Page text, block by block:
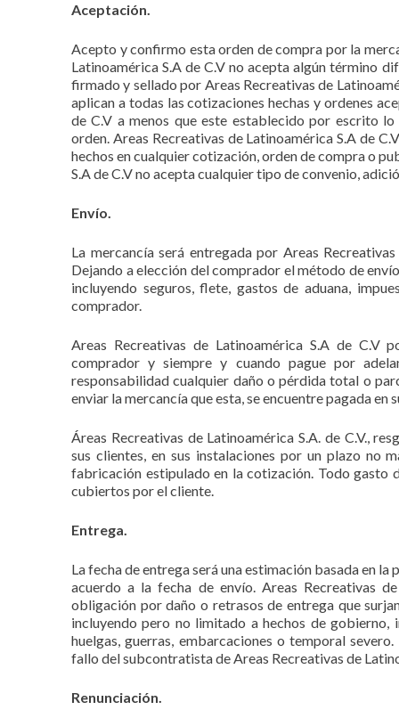
Aceptación.
Acepto y confirmo esta orden de compra por la
Latinoamérica S.A de C.V no acepta algún término
firmado y sellado por Areas Recreativas de
aplican a todas las cotizaciones hechas y ordenes
de C.V a menos que este establecido por escrito
orden. Areas Recreativas de Latinoamérica S.A de
hechos en cualquier cotización, orden de compra o
S.A de C.V no acepta cualquier tipo de convenio,
Envío.
La mercancía será entregada por Areas
Dejando a elección del comprador el método de
incluyendo seguros, flete, gastos de aduana,
comprador.
Areas Recreativas de Latinoamérica S.A de C.V
comprador y siempre y cuando pague por
responsabilidad cualquier daño o pérdida total o
enviar la mercancía que esta, se encuentre pagada en
Áreas Recreativas de Latinoamérica S.A. de C.V.,
sus clientes, en sus instalaciones por un plazo no
fabricación estipulado en la cotización. Todo gasto
cubiertos por el cliente.
Entrega.
La fecha de entrega será una estimación basada en
acuerdo a la fecha de envío. Areas Recreativas
obligación por daño o retrasos de entrega que
incluyendo pero no limitado a hechos de gobierno,
huelgas, guerras, embarcaciones o temporal
fallo del subcontratista de Areas Recreativas de
Renunciación.